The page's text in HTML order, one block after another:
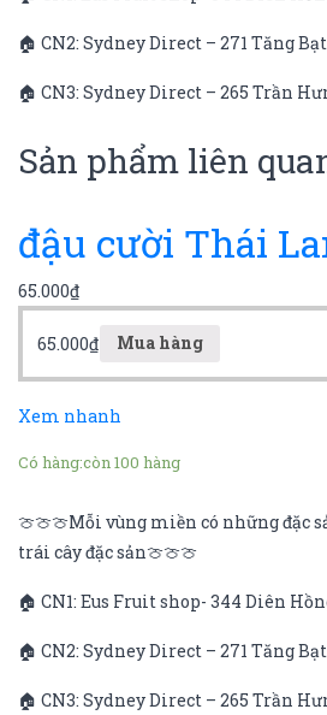
🏠 CN2: Sydney Direct – 271 Tăng
🏠 CN3: Sydney Direct – 265 Trần
Sản phẩm liên
đậu cười Thái
65.000₫
65.000₫ Mua hàng
Xem nhanh
Có hàng:còn 100 hàng
🍈🍈🍈Mỗi vùng miền có những đặc
trái cây đặc sản🍈🍈🍈
🏠 CN1: Eus Fruit shop- 344 Diên
🏠 CN2: Sydney Direct – 271 Tăng
🏠 CN3: Sydney Direct – 265 Trần